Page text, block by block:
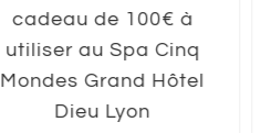
cadeau de 100€ à
utiliser au Spa Cinq
Mondes Grand Hôtel
Dieu Lyon